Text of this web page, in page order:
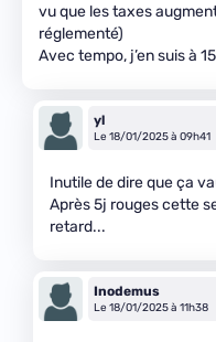
vu que les taxes
réglementé)
Avec tempo, j’en suis à
yl
Le 18/01/2025 à 09h41
Inutile de dire que ça
Après 5j rouges cette
retard...
Inodemus
Le 18/01/2025 à 11h38